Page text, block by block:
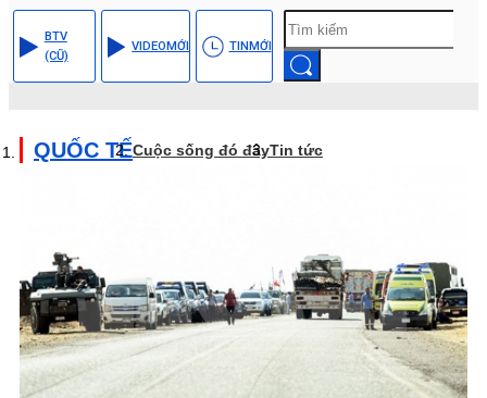
BTV
(CŨ)
VIDEOMỚI TINMỚI
QUỐC TẾCuộc sống đó đâyTin tức